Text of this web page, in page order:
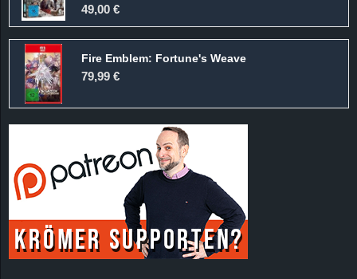
49,00 €
Fire Emblem: Fortune's Weave
79,99 €